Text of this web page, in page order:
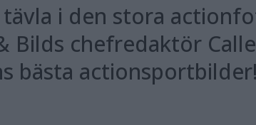
tävla i den stora
Bilds chefredaktör
bästa actionsportbilder!